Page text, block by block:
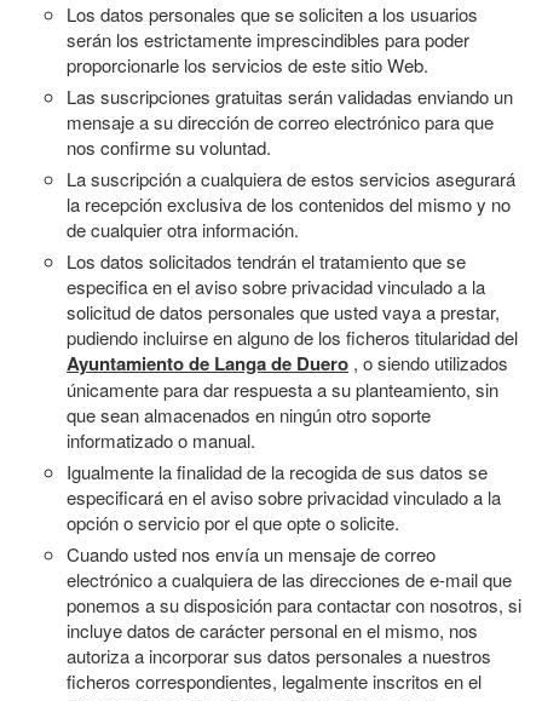
Los datos personales que se soliciten a los usuarios
serán los estrictamente imprescindibles para poder
proporcionarle los servicios de este sitio Web.
Las suscripciones gratuitas serán validadas enviando un
mensaje a su dirección de correo electrónico para que
nos confirme su voluntad.
La suscripción a cualquiera de estos servicios asegurará
la recepción exclusiva de los contenidos del mismo y no
de cualquier otra información.
Los datos solicitados tendrán el tratamiento que se
especifica en el aviso sobre privacidad vinculado a la
solicitud de datos personales que usted vaya a prestar,
pudiendo incluirse en alguno de los ficheros titularidad del
Ayuntamiento de Langa de Duero , o siendo utilizados
únicamente para dar respuesta a su planteamiento, sin
que sean almacenados en ningún otro soporte
informatizado o manual.
Igualmente la finalidad de la recogida de sus datos se
especificará en el aviso sobre privacidad vinculado a la
opción o servicio por el que opte o solicite.
Cuando usted nos envía un mensaje de correo
electrónico a cualquiera de las direcciones de e-mail que
ponemos a su disposición para contactar con nosotros, si
incluye datos de carácter personal en el mismo, nos
autoriza a incorporar sus datos personales a nuestros
ficheros correspondientes, legalmente inscritos en el